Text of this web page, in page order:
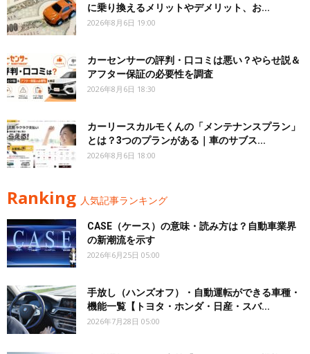
に乗り換えるメリットやデメリット、お...
2026年8月6日 19:00
カーセンサーの評判・口コミは悪い？やらせ説＆
アフター保証の必要性を調査
2026年8月6日 18:30
カーリースカルモくんの「メンテナンスプラン」
とは？3つのプランがある｜車のサブス...
2026年8月6日 18:00
Ranking 人気記事ランキング
CASE（ケース）の意味・読み方は？自動車業界
の新潮流を示す
2026年6月25日 05:00
手放し（ハンズオフ）・自動運転ができる車種・
機能一覧【トヨタ・ホンダ・日産・スバ...
2026年7月28日 05:00